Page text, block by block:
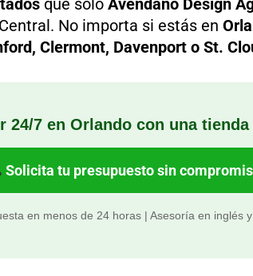
No importa si estás en
Clermont, Davenport o St.
24/7 en Orlando con una
Solicita tu presupuesto sin
en menos de 24 horas | Asesoría en inglés